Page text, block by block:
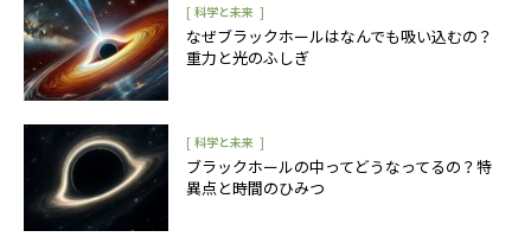
[ 科学と未来 ]
なぜブラックホールはなんでも吸い込むの？
重力と光のふしぎ
[ 科学と未来 ]
ブラックホールの中ってどうなってるの？特
異点と時間のひみつ